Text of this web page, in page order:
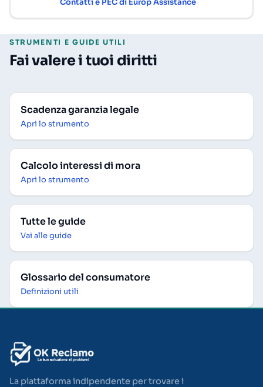
STRUMENTI E GUIDE UTILI
Fai valere i tuoi diritti
Scadenza garanzia legale
Apri lo strumento
Calcolo interessi di mora
Apri lo strumento
Tutte le guide
Vai alle guide
Glossario del consumatore
Definizioni utili
La piattaforma indipendente per trovare i